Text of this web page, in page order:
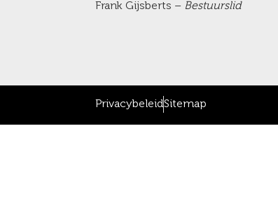
Frank Gijsberts – Bestuurslid
PrivacybeleidSitemap